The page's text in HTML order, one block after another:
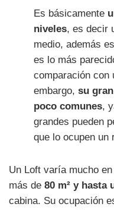
Es básicamente
niveles, es decir
medio, además
es lo más
comparación con
embargo, su
poco comunes,
grandes pueden
que lo ocupen un
Un Loft varía mucho
más de 80 m² y hasta
cabina. Su ocupación